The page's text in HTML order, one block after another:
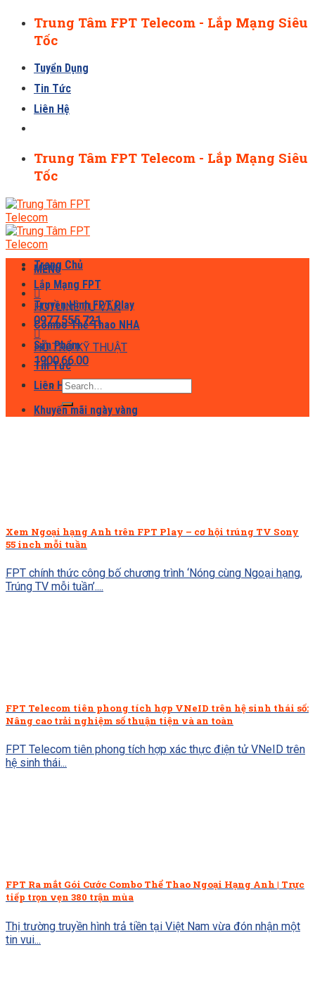
Skip
content
Trung Tâm FPT Telecom - Lắp Mạng Siêu
Tốc
Tuyển Dụng
Tin Tức
Liên Hệ
Trung Tâm FPT Telecom - Lắp Mạng Siêu
Tốc
MENU
HOTLINE TƯ VẤN
0977.555.721
HỖ TRỢ KỸ THUẬT
1900.66.00
Search
for:
Trang Chủ
Lắp Mạng FPT
Truyền Hình FPT Play
Combo Thể Thao NHA
Sản Phẩm
Tin Tức
Liên Hệ
Khuyến mãi ngày vàng
Xem Ngoại hạng Anh trên FPT Play – cơ hội trúng TV Sony
55 inch mỗi tuần
FPT chính thức công bố chương trình ‘Nóng cùng Ngoại hạng,
Trúng TV mỗi tuần’....
FPT Telecom tiên phong tích hợp VNeID trên hệ sinh thái số:
Nâng cao trải nghiệm số thuận tiện và an toàn
FPT Telecom tiên phong tích hợp xác thực điện tử VNeID trên
hệ sinh thái...
FPT Ra mắt Gói Cước Combo Thể Thao Ngoại Hạng Anh | Trực
tiếp trọn vẹn 380 trận mùa
Thị trường truyền hình trả tiền tại Việt Nam vừa đón nhận một
tin vui...